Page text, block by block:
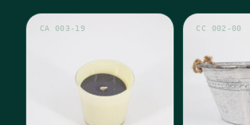
CA 003-19 CC 002-00